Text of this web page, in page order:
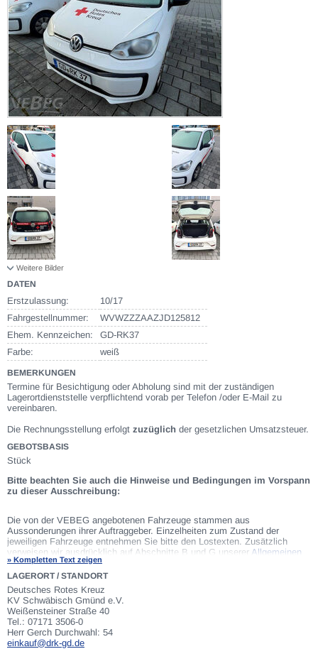
Weitere Bilder
DATEN
Erstzulassung:
10/17
Fahrgestellnummer:
WVWZZZAAZJD125812
Ehem. Kennzeichen:
GD-RK37
Farbe:
weiß
BEMERKUNGEN
Termine für Besichtigung oder Abholung sind mit der zuständigen
Lagerortdienststelle verpflichtend vorab per Telefon /oder E-Mail zu
vereinbaren.
Die Rechnungsstellung erfolgt zuzüglich der gesetzlichen Umsatzsteuer.
GEBOTSBASIS
Stück
Bitte beachten Sie auch die Hinweise und Bedingungen im Vorspann
zu dieser Ausschreibung:
Die von der VEBEG angebotenen Fahrzeuge stammen aus
Aussonderungen ihrer Auftraggeber. Einzelheiten zum Zustand der
jeweiligen Fahrzeuge entnehmen Sie bitte den Lostexten. Zusätzlich
verweisen wir ausdrücklich auf Abschnitte B und G unserer Allgemeinen
Geschäftsbedingungen(AGB). Fahrzeuge die nach Einschätzung der
VEBEG der Ausfuhrgenehmigungspflicht unterliegen, sind mit Verweis auf
die Punkte E3 und E4 unserer AGB entsprechend gekennzeichnet. Zum
Gebotspreis kommt die gesetzliche Umsatzsteuer hinzu. Die
Differenzbesteuerung gemäß § 25a UStG wird nur angewendet, wenn dies
ausdrücklich in der jeweiligen Ausschreibung angegeben ist.
» Kompletten Text zeigen
LAGERORT / STANDORT
Deutsches Rotes Kreuz
KV Schwäbisch Gmünd e.V.
Weißensteiner Straße 40
Tel.: 07171 3506-0
Herr Gerch Durchwahl: 54
einkauf@drk-gd.de